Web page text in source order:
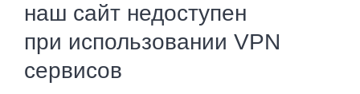
наш сайт недоступен
при использовании VPN
сервисов